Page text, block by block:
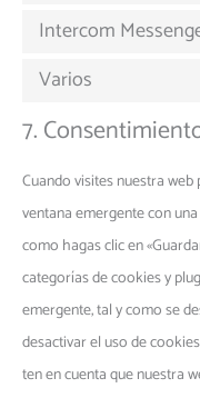
Intercom
Varios
7.
Cuando visites nuestra
ventana emergente con
como hagas clic en
categorías de cookies y
emergente, tal y como se
desactivar el uso de
ten en cuenta que nuestra